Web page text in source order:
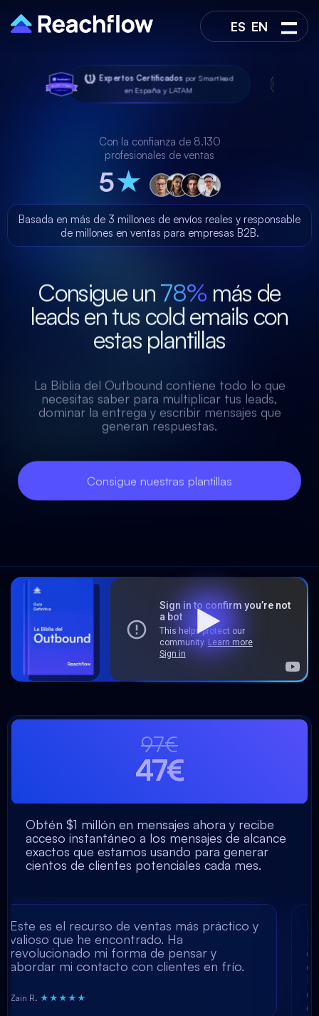
ES EN
Expertos
Expertos Certificadospor Smartlead
en España y LATAM
Con la confianza de 8.130
profesionales de ventas
5★
Basada en más de 3 millones de envíos reales y responsable
de millones en ventas para empresas B2B.
Consigue un78% más de
leads en tus cold emails con
estas plantillas
La Biblia del Outbound contiene todo lo que
necesitas saber para multiplicar tus leads,
dominar la entrega y escribir mensajes que
generan respuestas.
Consigue nuestras plantillas
97€
47€
Obtén $1 millón en mensajes ahora y recibe
acceso instantáneo a los mensajes de alcance
exactos que estamos usando para generar
cientos de clientes potenciales cada mes.
de ventas más práctico y
he encontrado. Ha
mi forma de pensar y
contacto con clientes en frío.
Mando
entre la
consigue: ya
decisión
dedique a la